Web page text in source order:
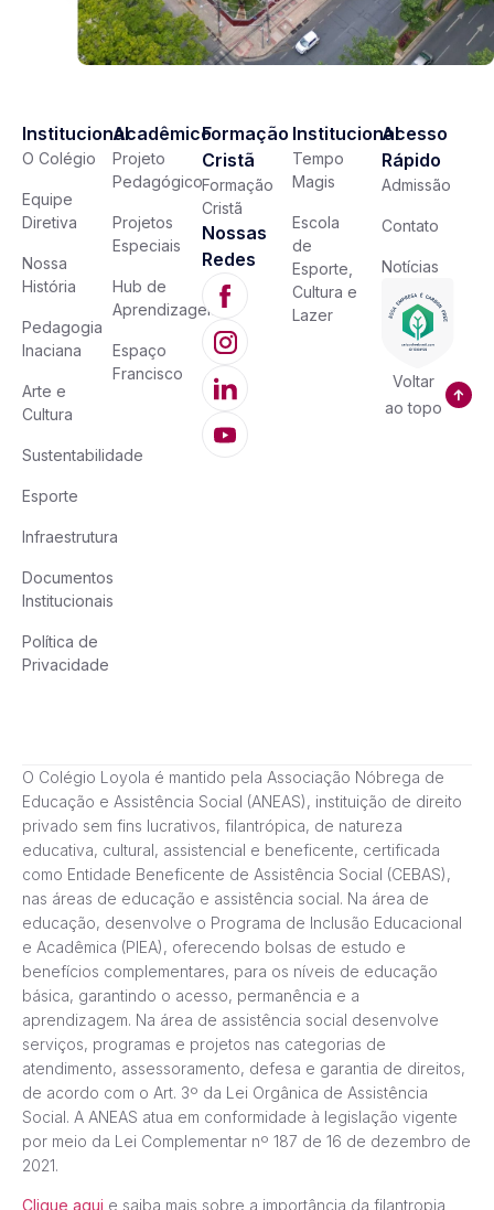
Institucional
O Colégio
Equipe
Diretiva
Nossa
História
Pedagogia
Inaciana
Arte e
Cultura
Sustentabilidade
Esporte
Infraestrutura
Documentos
Institucionais
Política de
Privacidade
Acadêmico
Projeto
Pedagógico
Projetos
Especiais
Hub de
Aprendizagem
Espaço
Francisco
Formação
Cristã
Formação
Cristã
Nossas
Redes
Institucional
Tempo
Magis
Escola
de
Esporte,
Cultura e
Lazer
Acesso
Rápido
Admissão
Contato
Notícias
Voltar
ao topo
O Colégio Loyola é mantido pela Associação Nóbrega de
Educação e Assistência Social (ANEAS), instituição de direito
privado sem fins lucrativos, filantrópica, de natureza
educativa, cultural, assistencial e beneficente, certificada
como Entidade Beneficente de Assistência Social (CEBAS),
nas áreas de educação e assistência social. Na área de
educação, desenvolve o Programa de Inclusão Educacional
e Acadêmica (PIEA), oferecendo bolsas de estudo e
benefícios complementares, para os níveis de educação
básica, garantindo o acesso, permanência e a
aprendizagem. Na área de assistência social desenvolve
serviços, programas e projetos nas categorias de
atendimento, assessoramento, defesa e garantia de direitos,
de acordo com o Art. 3º da Lei Orgânica de Assistência
Social. A ANEAS atua em conformidade à legislação vigente
por meio da Lei Complementar nº 187 de 16 de dezembro de
2021.
Clique aqui e saiba mais sobre a importância da filantropia